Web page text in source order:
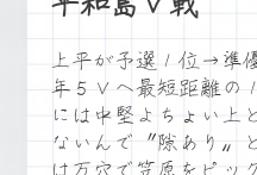
上平が予選１位→準
年５Ｖへ最短距離の
には中堅よちょい上
ないんで〝隙あり〟
は万穴で笠原をピッ